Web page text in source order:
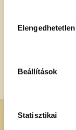
kiválasztása
Elengedhetetlen
Beállítások
Statisztikai